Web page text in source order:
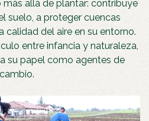
allá de plantar: contribuye
suelo, a proteger cuencas
calidad del aire en su entorno.
entre infancia y naturaleza,
su papel como agentes de
cambio.